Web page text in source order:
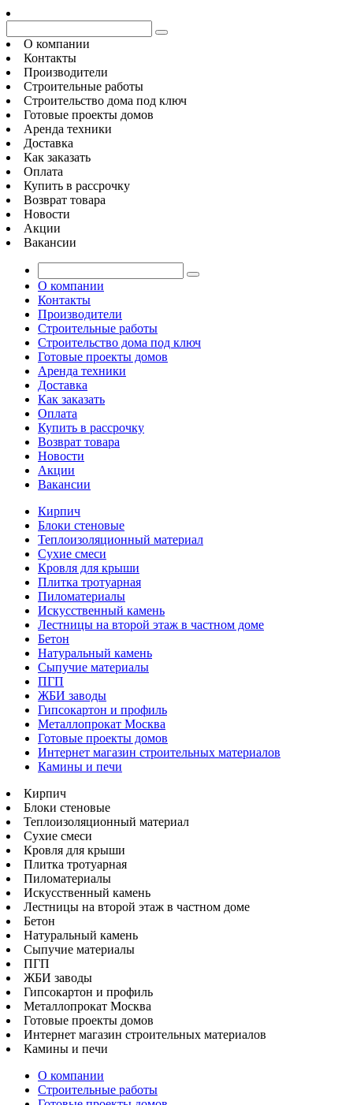
О компании
Контакты
Производители
Строительные работы
Строительство дома под ключ
Готовые проекты домов
Аренда техники
Доставка
Как заказать
Оплата
Купить в рассрочку
Возврат товара
Новости
Акции
Вакансии
О компании
Контакты
Производители
Строительные работы
Строительство дома под ключ
Готовые проекты домов
Аренда техники
Доставка
Как заказать
Оплата
Купить в рассрочку
Возврат товара
Новости
Акции
Вакансии
Кирпич
Блоки стеновые
Теплоизоляционный материал
Сухие смеси
Кровля для крыши
Плитка тротуарная
Пиломатериалы
Искусственный камень
Лестницы на второй этаж в частном доме
Бетон
Натуральный камень
Сыпучие материалы
ПГП
ЖБИ заводы
Гипсокартон и профиль
Металлопрокат Москва
Готовые проекты домов
Интернет магазин строительных материалов
Камины и печи
Кирпич
Блоки стеновые
Теплоизоляционный материал
Сухие смеси
Кровля для крыши
Плитка тротуарная
Пиломатериалы
Искусственный камень
Лестницы на второй этаж в частном доме
Бетон
Натуральный камень
Сыпучие материалы
ПГП
ЖБИ заводы
Гипсокартон и профиль
Металлопрокат Москва
Готовые проекты домов
Интернет магазин строительных материалов
Камины и печи
О компании
Строительные работы